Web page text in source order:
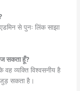
से पुनः लिंक साझा
सकता हूँ?
व्यक्ति विश्वसनीय है
जुड़ सकता है।